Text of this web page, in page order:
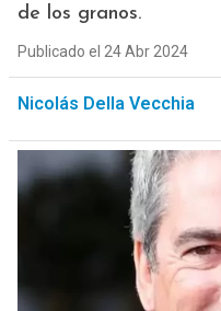
de los granos.
Publicado el 24 Abr 2024
Nicolás Della Vecchia